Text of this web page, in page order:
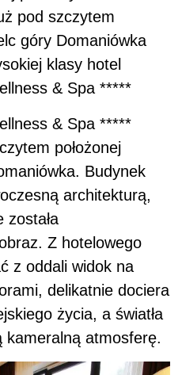
pod szczytem
góry Domaniówka
klasy hotel
& Spa *****
& Spa *****
położonej
Budynek
architekturą,
została
Z hotelowego
z oddali widok na
delikatnie dociera
życia, a światła
kameralną atmosferę.